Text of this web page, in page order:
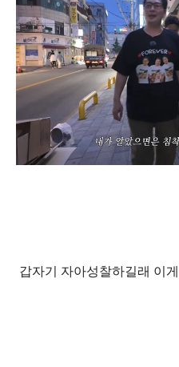
갑자기 자아성찰하길래 이